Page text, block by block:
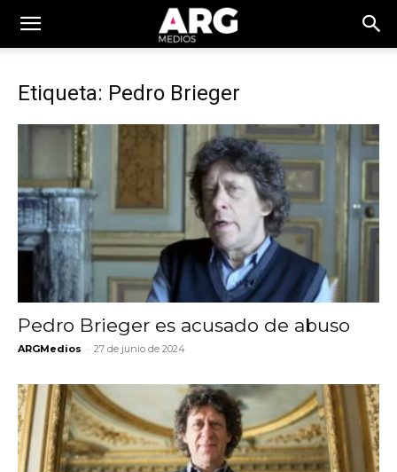
Etiqueta: Pedro Brieger
Pedro Brieger es acusado de abuso
ARGMedios - 27 de junio de 2024